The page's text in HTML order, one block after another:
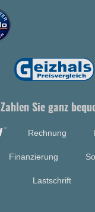
Zahlen Sie ganz
Rechnung
Finanzierung
Lastschrift